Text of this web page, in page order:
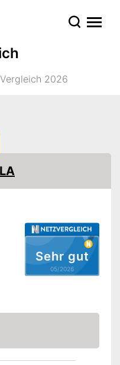
2026
Sehr gut
05/2026